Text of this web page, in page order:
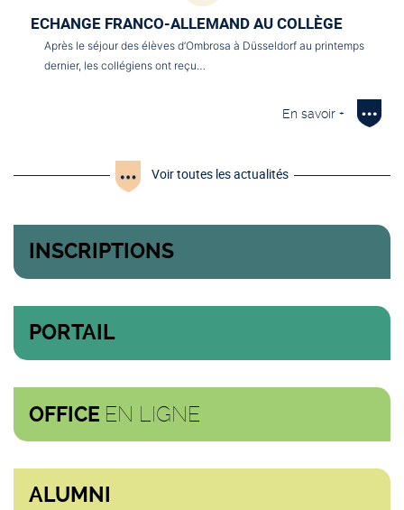
ECHANGE FRANCO-ALLEMAND AU COLLÈGE
Après le séjour des élèves d’Ombrosa à Düsseldorf au printemps
dernier, les collégiens ont reçu…
En savoir +
Voir toutes les actualités
INSCRIPTIONS
PORTAIL
OFFICE EN LIGNE
ALUMNI